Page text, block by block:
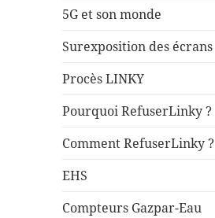
5G et son monde
Surexposition des écrans
Procès LINKY
Pourquoi RefuserLinky ?
Comment RefuserLinky ?
EHS
Compteurs Gazpar-Eau